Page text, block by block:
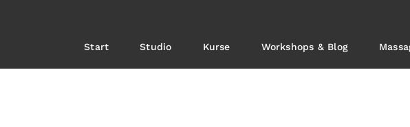
Start Studio Kurse Workshops & Blog